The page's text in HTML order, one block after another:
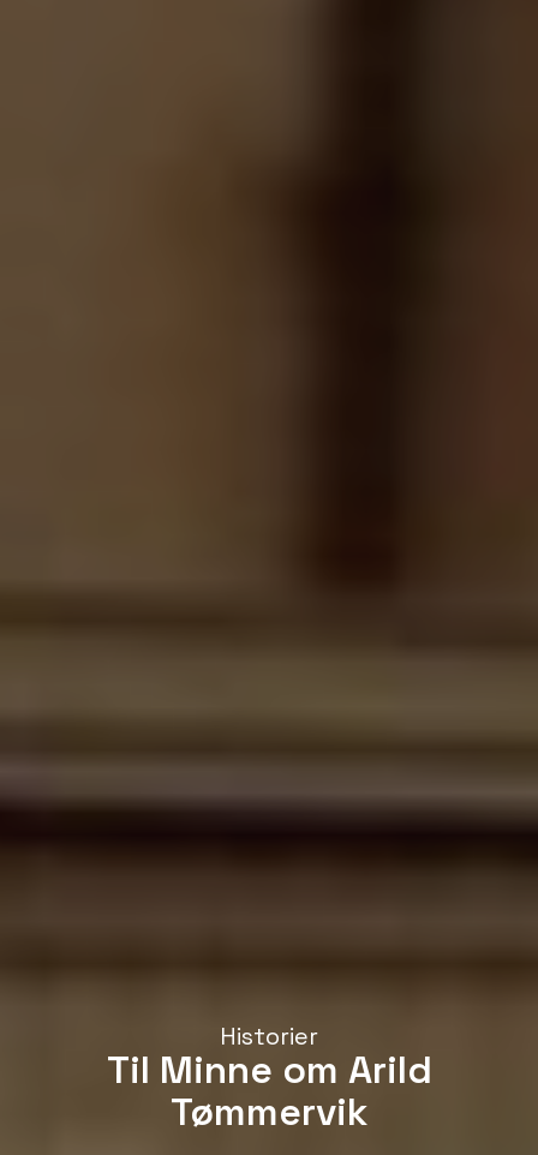
Historier
Til Minne om Arild
Tømmervik